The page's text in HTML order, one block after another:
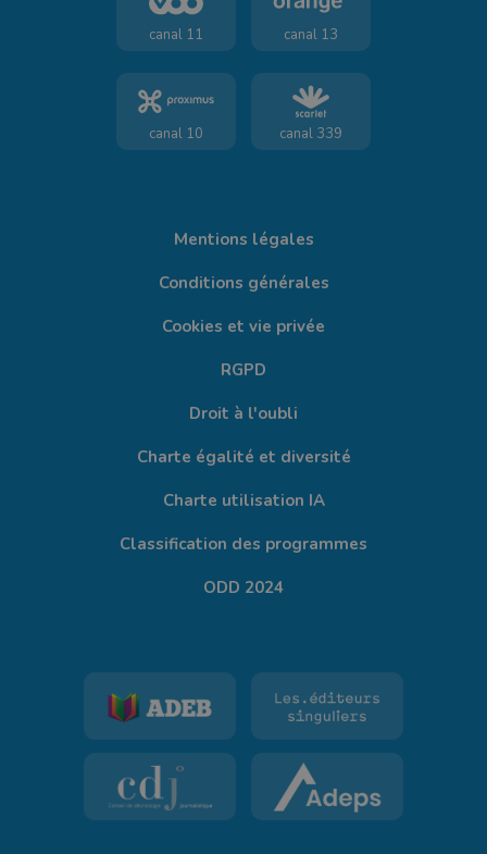
canal 11 canal 13
canal 10 canal 339
Mentions légales
Conditions générales
Cookies et vie privée
RGPD
Droit à l'oubli
Charte égalité et diversité
Charte utilisation IA
Classification des programmes
ODD 2024